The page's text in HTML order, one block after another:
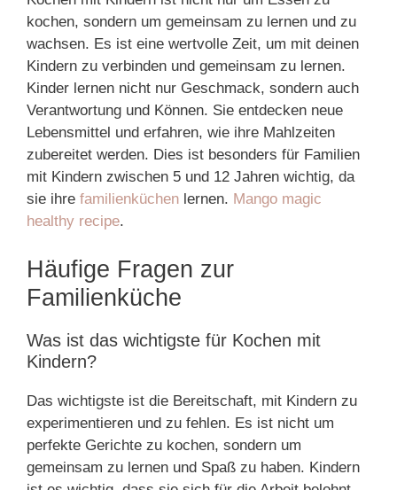
kochen, sondern um gemeinsam zu lernen und zu
wachsen. Es ist eine wertvolle Zeit, um mit deinen
Kindern zu verbinden und gemeinsam zu lernen.
Kinder lernen nicht nur Geschmack, sondern auch
Verantwortung und Können. Sie entdecken neue
Lebensmittel und erfahren, wie ihre Mahlzeiten
zubereitet werden. Dies ist besonders für Familien
mit Kindern zwischen 5 und 12 Jahren wichtig, da
sie ihre familienküchen lernen. Mango magic
healthy recipe.
Häufige Fragen zur
Familienküche
Was ist das wichtigste für Kochen mit
Kindern?
Das wichtigste ist die Bereitschaft, mit Kindern zu
experimentieren und zu fehlen. Es ist nicht um
perfekte Gerichte zu kochen, sondern um
gemeinsam zu lernen und Spaß zu haben. Kindern